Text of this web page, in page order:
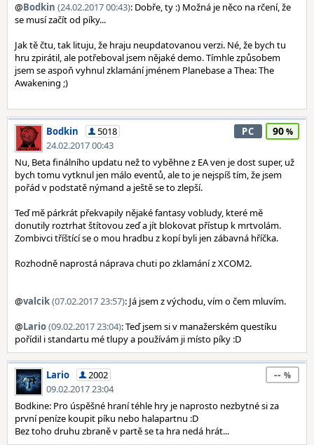
@Bodkin (24.02.2017 00:43): Dobře, ty :) Možná je něco na rčení, že
se musí začít od píky...
Jak tě čtu, tak lituju, že hraju neupdatovanou verzi. Né, že bych tu
hru zpirátil, ale potřeboval jsem nějaké demo. Tímhle způsobem
jsem se aspoň vyhnul zklamání jménem Planebase a Thea: The
Awakening ;)
Bodkin
5018
24.02.2017 00:43
PC 90
Nu, Beta finálního updatu než to vyběhne z EA ven je dost super, už
bych tomu vytknul jen málo eventů, ale to je nejspíš tím, že jsem
pořád v podstatě nýmand a ještě se to zlepší.
Teď mě párkrát překvapily nějaké fantasy vobludy, které mě
donutily roztrhat štítovou zeď a jít blokovat přístup k mrtvolám.
Zombivci tříštící se o mou hradbu z kopí byli jen zábavná hříčka.
Rozhodně naprostá náprava chuti po zklamání z XCOM2.
@valcik(07.02.2017 23:57): Já jsem z východu, vím o čem mluvím.
@Lario(09.02.2017 23:04): Teď jsem si v manažerském questíku
pořídil i standartu mé tlupy a používám ji místo píky :D
Lario
2002
09.02.2017 23:04
--
Bodkine: Pro úspěšné hraní téhle hry je naprosto nezbytné si za
první peníze koupit píku nebo halapartnu :D
Bez toho druhu zbraně v partě se ta hra nedá hrát...